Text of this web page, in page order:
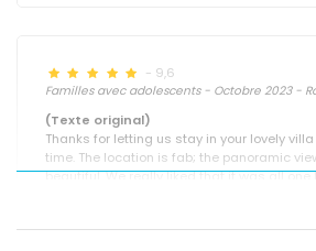
- 9,6
Familles avec adolescents - Octobre 2023 -
(Texte original)
Thanks for letting us stay in your lovely
time. The location is fab; the panoramic
beautiful. We really liked that it was all